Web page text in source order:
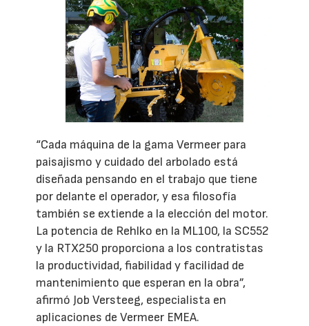
“Cada máquina de la gama Vermeer para
paisajismo y cuidado del arbolado está
diseñada pensando en el trabajo que tiene
por delante el operador, y esa filosofía
también se extiende a la elección del motor.
La potencia de Rehlko en la ML100, la SC552
y la RTX250 proporciona a los contratistas
la productividad, fiabilidad y facilidad de
mantenimiento que esperan en la obra”,
afirmó Job Versteeg, especialista en
aplicaciones de Vermeer EMEA.